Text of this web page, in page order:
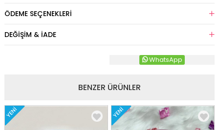
ÖDEME SEÇENEKLERI
DEĞIŞIM & İADE
WhatsApp
BENZER ÜRÜNLER
YENI YENI